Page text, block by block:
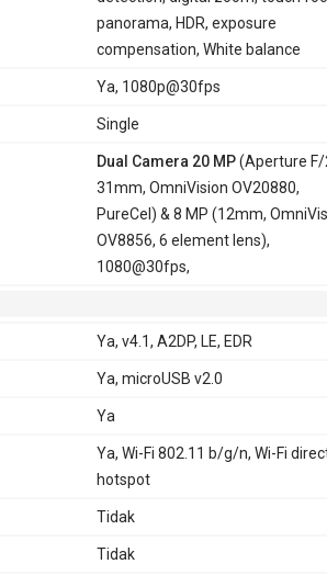
panorama, HDR, exposure
compensation, White balance
Ya, 1080p@30fps
Single
Dual Camera 20 MP(Aperture F/
31mm, OmniVision OV20880,
PureCel) & 8 MP (12mm,
OV8856, 6 element lens),
1080@30fps,
Ya, v4.1, A2DP, LE, EDR
Ya, microUSB v2.0
Ya
Ya, Wi-Fi 802.11 b/g/n, Wi-Fi
hotspot
Tidak
Tidak